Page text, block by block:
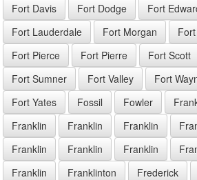
Fort Davis
Fort Dodge Fort
Fort Lauderdale
Fort Morgan
Fort Pierce
Fort Pierre Fort Scott
Fort Sumner
Fort Valley Fort
Fort Yates
Fossil Fowler
Franklin
Franklin Franklin
Franklin
Franklin Franklin
Franklin
Franklinton Frederick